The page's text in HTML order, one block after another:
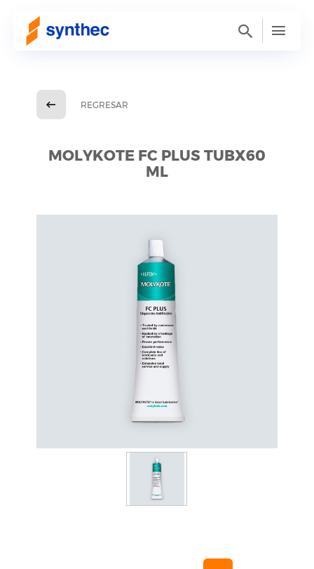
REGRESAR
MOLYKOTE FC PLUS TUBX60
ML